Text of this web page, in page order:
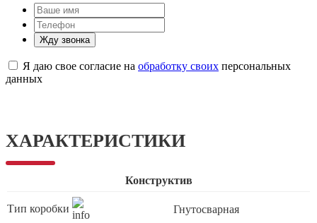
Жду звонка
Я даю свое согласие на обработку своих персональных
данных
ХАРАКТЕРИСТИКИ
Конструктив
Тип коробки Гнутосварная